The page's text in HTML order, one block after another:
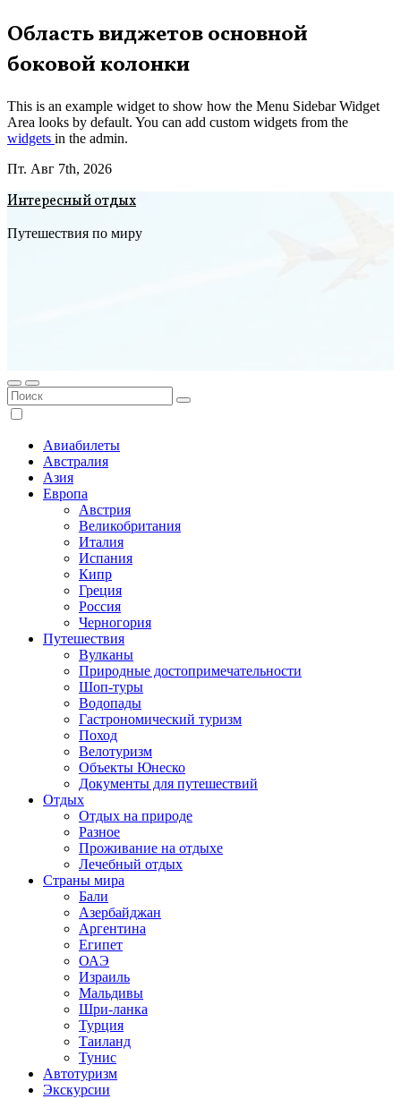
Перейти
к
содержимому
Область виджетов основной
боковой колонки
This is an example widget to show how the Menu Sidebar Widget
Area looks by default. You can add custom widgets from the
widgets in the admin.
Пт. Авг 7th, 2026
Интересный отдых
Путешествия по миру
Авиабилеты
Австралия
Азия
Европа
Австрия
Великобритания
Италия
Испания
Кипр
Греция
Россия
Черногория
Путешествия
Вулканы
Природные достопримечательности
Шоп-туры
Водопады
Гастрономический туризм
Поход
Велотуризм
Объекты Юнеско
Документы для путешествий
Отдых
Отдых на природе
Разное
Проживание на отдыхе
Лечебный отдых
Страны мира
Бали
Азербайджан
Аргентина
Египет
ОАЭ
Израиль
Мальдивы
Шри-ланка
Турция
Таиланд
Тунис
Автотуризм
Экскурсии